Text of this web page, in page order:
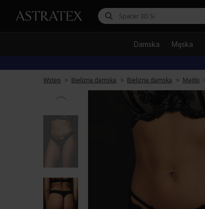
Damska Męska
Wstęp
Bielizna damska Bielizna damska Majtki